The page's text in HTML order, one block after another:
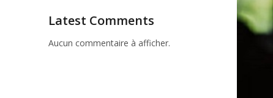
Latest Comments
Aucun commentaire à afficher.